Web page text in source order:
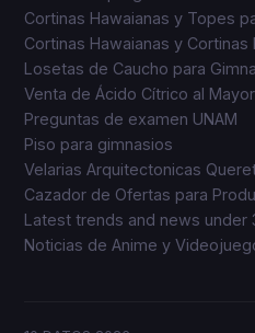
Cortinas Hawaianas y Topes
Cortinas Hawaianas y Cortinas
Losetas de Caucho para
Venta de Ácido Cítrico al
Preguntas de examen UNAM
Piso para gimnasios
Velarias Arquitectonicas
Cazador de Ofertas para
Latest trends and news under
Noticias de Anime y